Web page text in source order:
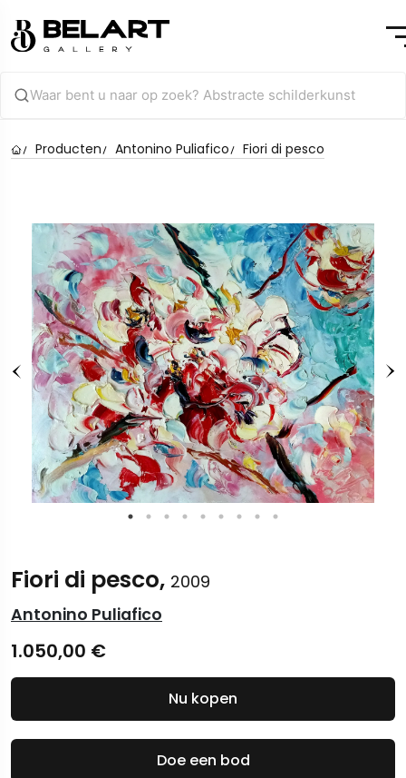
Producten Antonino Puliafico Fiori di pesco
Fiori di pesco, 2009
Antonino Puliafico
1.050,00 €
Doe een bod
Nu kopen